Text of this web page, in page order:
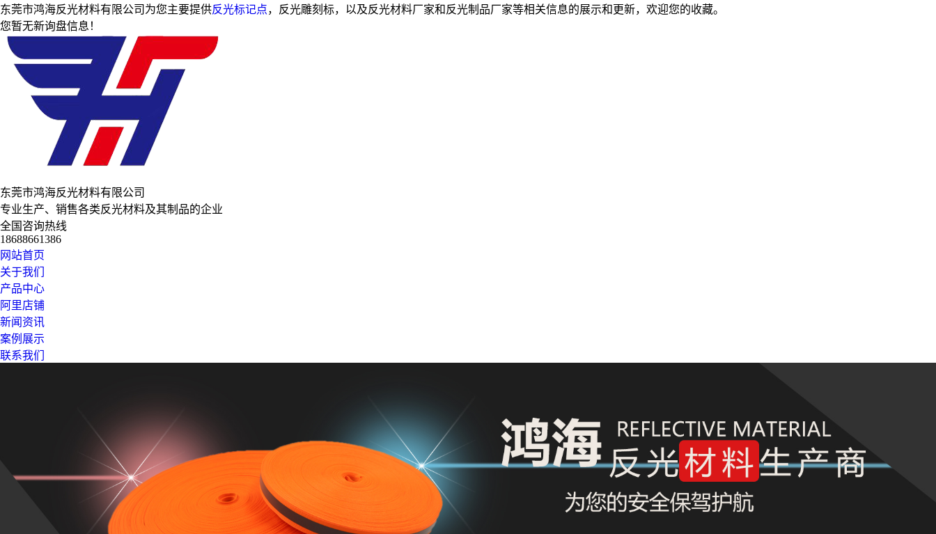
东莞市鸿海反光材料有限公司为您主要提供反光标记点，反光雕刻标，以及反光材料厂家和反光制品厂家等相关信息的展示和更新，欢迎您的收藏。
您暂无新询盘信息！
东莞市鸿海反光材料有限公司
专业生产、销售各类反光材料及其制品的企业
全国咨询热线
18688661386
网站首页
关于我们
产品中心
阿里店铺
新闻资讯
案例展示
联系我们